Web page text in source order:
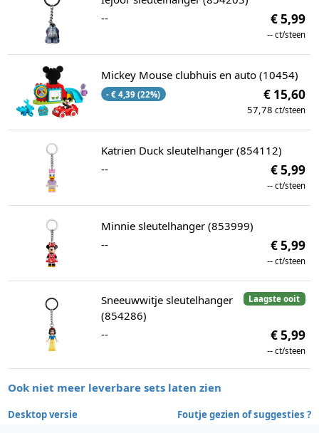
--
€ 5,99
-- ct/steen
Mickey Mouse clubhuis en auto (10454)
- € 4,39 (22%) € 15,60
57,78 ct/steen
Katrien Duck sleutelhanger (854112)
--
€ 5,99
-- ct/steen
Minnie sleutelhanger (853999)
--
€ 5,99
-- ct/steen
Laagste ooit
Sneeuwwitje sleutelhanger
(854286)
--
€ 5,99
-- ct/steen
Ook niet meer leverbare sets laten zien
Desktop versie Foutje gezien of suggesties ?